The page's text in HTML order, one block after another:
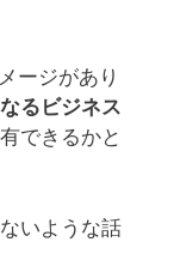
ージがあり
るビジネス
できるかと
いような話